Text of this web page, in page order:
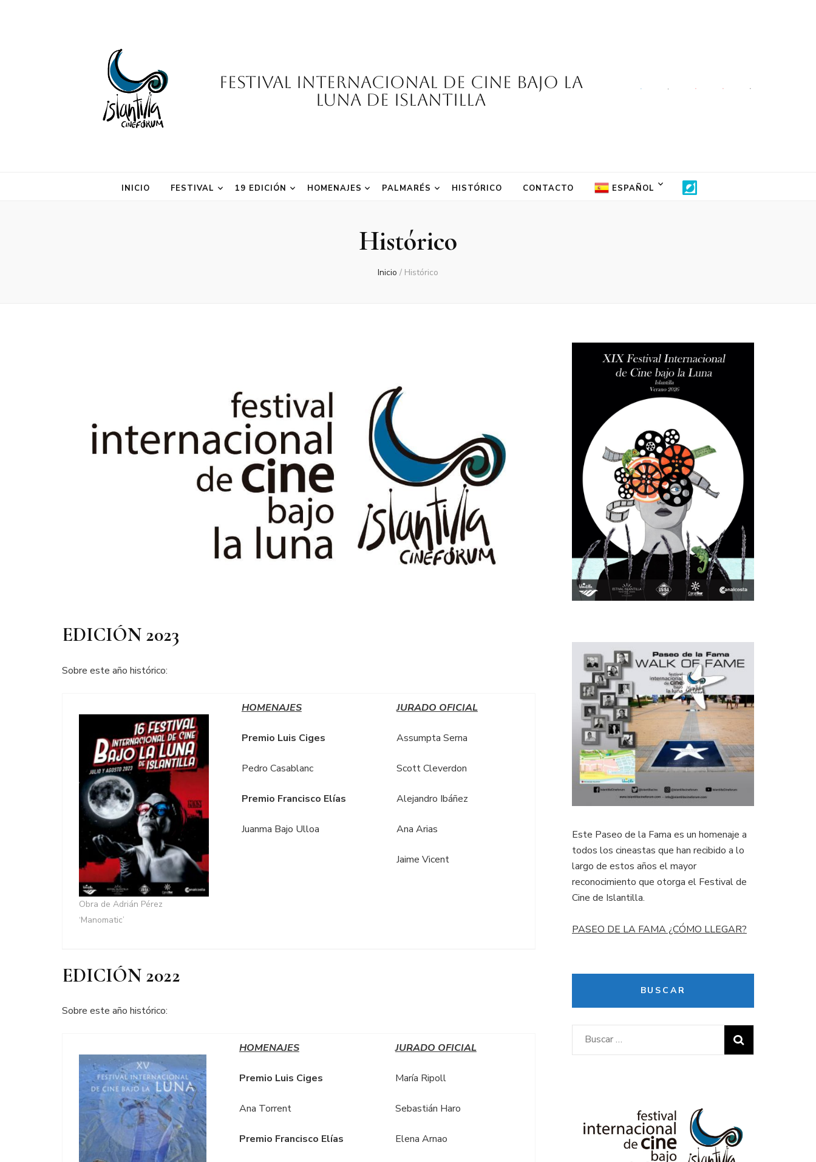
Festival Internacional de Cine Bajo la
Luna de Islantilla
INICIO FESTIVAL 19 EDICIÓN HOMENAJES PALMARÉS HISTÓRICO CONTACTO ESPAÑOL
Histórico
Inicio / Histórico
EDICIÓN 2023
Sobre este año histórico:
Obra de Adrián Pérez
‘Manomatic’
HOMENAJES
Premio Luis Ciges
Pedro Casablanc
Premio Francisco Elías
Juanma Bajo Ulloa
JURADO OFICIAL
Assumpta Serna
Scott Cleverdon
Alejandro Ibáñez
Ana Arias
Jaime Vicent
EDICIÓN 2022
Sobre este año histórico:
HOMENAJES
Premio Luis Ciges
Ana Torrent
Premio Francisco Elías
JURADO OFICIAL
María Ripoll
Sebastián Haro
Elena Arnao
Este Paseo de la Fama es un homenaje a
todos los cineastas que han recibido a lo
largo de estos años el mayor
reconocimiento que otorga el Festival de
Cine de Islantilla.
PASEO DE LA FAMA ¿CÓMO LLEGAR?
BUSCAR
Buscar: